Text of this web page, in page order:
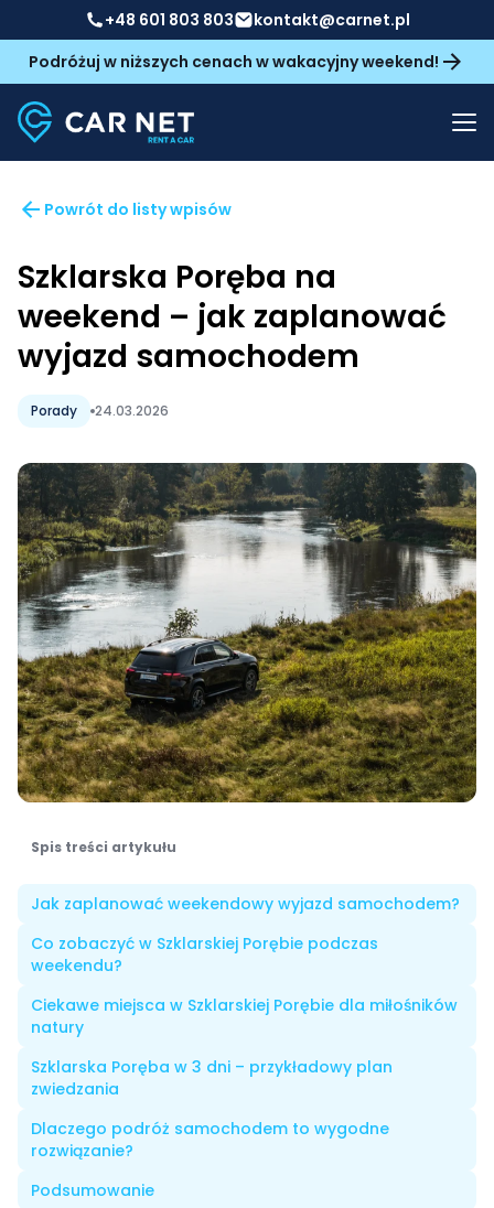
+48 601 803 803
kontakt@carnet.pl
Podróżuj w niższych cenach w wakacyjny weekend!
Powrót do listy wpisów
Szklarska Poręba na
weekend – jak zaplanować
wyjazd samochodem
Porady 24.03.2026
Spis treści artykułu
Jak zaplanować weekendowy wyjazd samochodem?
Co zobaczyć w Szklarskiej Porębie podczas
weekendu?
Ciekawe miejsca w Szklarskiej Porębie dla miłośników
natury
Szklarska Poręba w 3 dni – przykładowy plan
zwiedzania
Dlaczego podróż samochodem to wygodne
rozwiązanie?
Podsumowanie